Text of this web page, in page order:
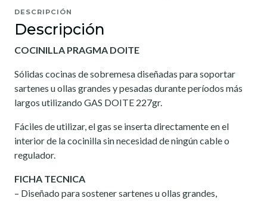
DESCRIPCIÓN
Descripción
COCINILLA PRAGMA DOITE
Sólidas cocinas de sobremesa diseñadas para soportar
sartenes u ollas grandes y pesadas durante períodos más
largos utilizando GAS DOITE 227gr.
Fáciles de utilizar, el gas se inserta directamente en el
interior de la cocinilla sin necesidad de ningún cable o
regulador.
FICHA TECNICA
– Diseñado para sostener sartenes u ollas grandes,